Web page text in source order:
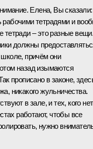
Елена, Вы сказали:
рабочими тетрадями и
тетради – это разные
должны
причём они
назад изымаются
прописано в законе,
никакого жульничества.
в зале, и тех, кого нет
работают, чтобы все
нужно